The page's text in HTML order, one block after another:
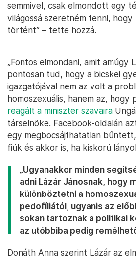
semmivel, csak elmondott egy
világossá szeretném tenni, hogy
történt” – tette hozzá.
„Fontos elmondani, amit amúgy
pontosan tud, hogy a bicskei
igazgatójával nem az volt a
homoszexuális, hanem az, hogy
reagált a miniszter szavaira
társelnöke. Facebook-oldalán
egy megbocsájthatatlan
fiúk és akkor is, ha kiskorú
„Ugyanakkor minden
adni Lázár Jánosnak, hogy
különböztetni a
pedofíliától, ugyanis az
sokan tartoznak a politikai
az utóbbiba pedig
Donáth Anna szerint Lázár az